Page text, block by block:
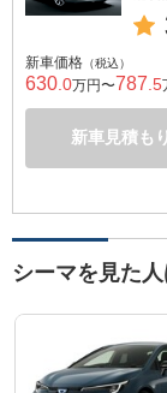
新車価格 （税込）
630 .0万円〜787 .5
新車見積も
シーマを見た